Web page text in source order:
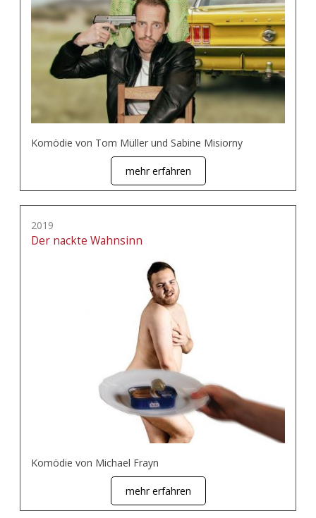
Komödie von Tom Müller und Sabine Misiorny
mehr erfahren
2019
Der nackte Wahnsinn
Komödie von Michael Frayn
mehr erfahren